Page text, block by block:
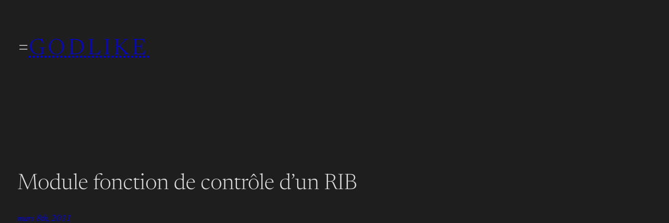
contenuGODLIKE
Module fonction de contrôle d’un RIB
mars 8th, 2011